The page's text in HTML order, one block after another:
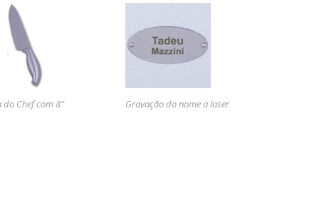
do Chef com 8” Gravação do nome a laser